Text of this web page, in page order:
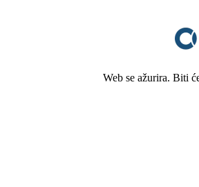
Web se ažurira. Biti